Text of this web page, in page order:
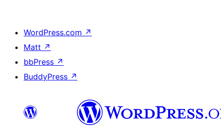
WordPress.com ↗
Matt ↗
bbPress ↗
BuddyPress ↗